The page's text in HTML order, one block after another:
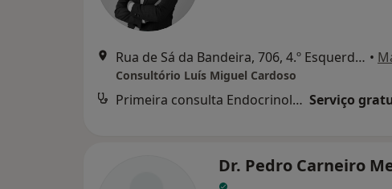
Rua de Sá da Bandeira, 706, 4.º Esquerdo, Porto •
Consultório Luís Miguel Cardoso
Primeira consulta Endocrinologia Serviço
Dr. Pedro Carneiro